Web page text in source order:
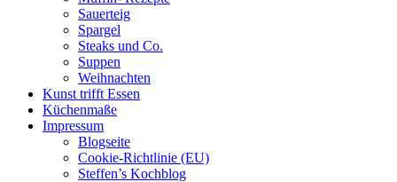
Sauerteig
Spargel
Steaks und Co.
Suppen
Weihnachten
Kunst trifft Essen
Küchenmaße
Impressum
Blogseite
Cookie-Richtlinie (EU)
Steffen’s Kochblog